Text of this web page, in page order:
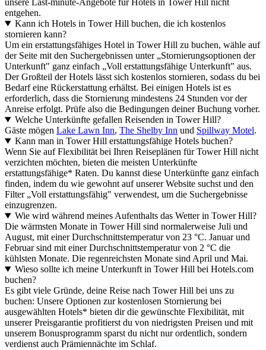
unsere Last-minute-Angebote für Hotels in Tower Hill nicht
entgehen.
Kann ich Hotels in Tower Hill buchen, die ich kostenlos
stornieren kann?
Um ein erstattungsfähiges Hotel in Tower Hill zu buchen, wähle auf
der Seite mit den Suchergebnissen unter „Stornierungsoptionen der
Unterkunft" ganz einfach „Voll erstattungsfähige Unterkunft" aus.
Der Großteil der Hotels lässt sich kostenlos stornieren, sodass du bei
Bedarf eine Rückerstattung erhältst. Bei einigen Hotels ist es
erforderlich, dass die Stornierung mindestens 24 Stunden vor der
Anreise erfolgt. Prüfe also die Bedingungen deiner Buchung vorher.
Welche Unterkünfte gefallen Reisenden in Tower Hill?
Gäste mögen Lake Lawn Inn, The Shelby Inn und Spillway Motel.
Kann man in Tower Hill erstattungsfähige Hotels buchen?
Wenn Sie auf Flexibilität bei Ihren Reiseplänen für Tower Hill nicht
verzichten möchten, bieten die meisten Unterkünfte
erstattungsfähige* Raten. Du kannst diese Unterkünfte ganz einfach
finden, indem du wie gewohnt auf unserer Website suchst und den
Filter „Voll erstattungsfähig" verwendest, um die Suchergebnisse
einzugrenzen.
Wie wird während meines Aufenthalts das Wetter in Tower Hill?
Die wärmsten Monate in Tower Hill sind normalerweise Juli und
August, mit einer Durchschnittstemperatur von 23 °C. Januar und
Februar sind mit einer Durchschnittstemperatur von 2 °C die
kühlsten Monate. Die regenreichsten Monate sind April und Mai.
Wieso sollte ich meine Unterkunft in Tower Hill bei Hotels.com
buchen?
Es gibt viele Gründe, deine Reise nach Tower Hill bei uns zu
buchen: Unsere Optionen zur kostenlosen Stornierung bei
ausgewählten Hotels* bieten dir die gewünschte Flexibilität, mit
unserer Preisgarantie profitierst du von niedrigsten Preisen und mit
unserem Bonusprogramm sparst du nicht nur ordentlich, sondern
verdienst auch Prämiennächte im Schlaf.